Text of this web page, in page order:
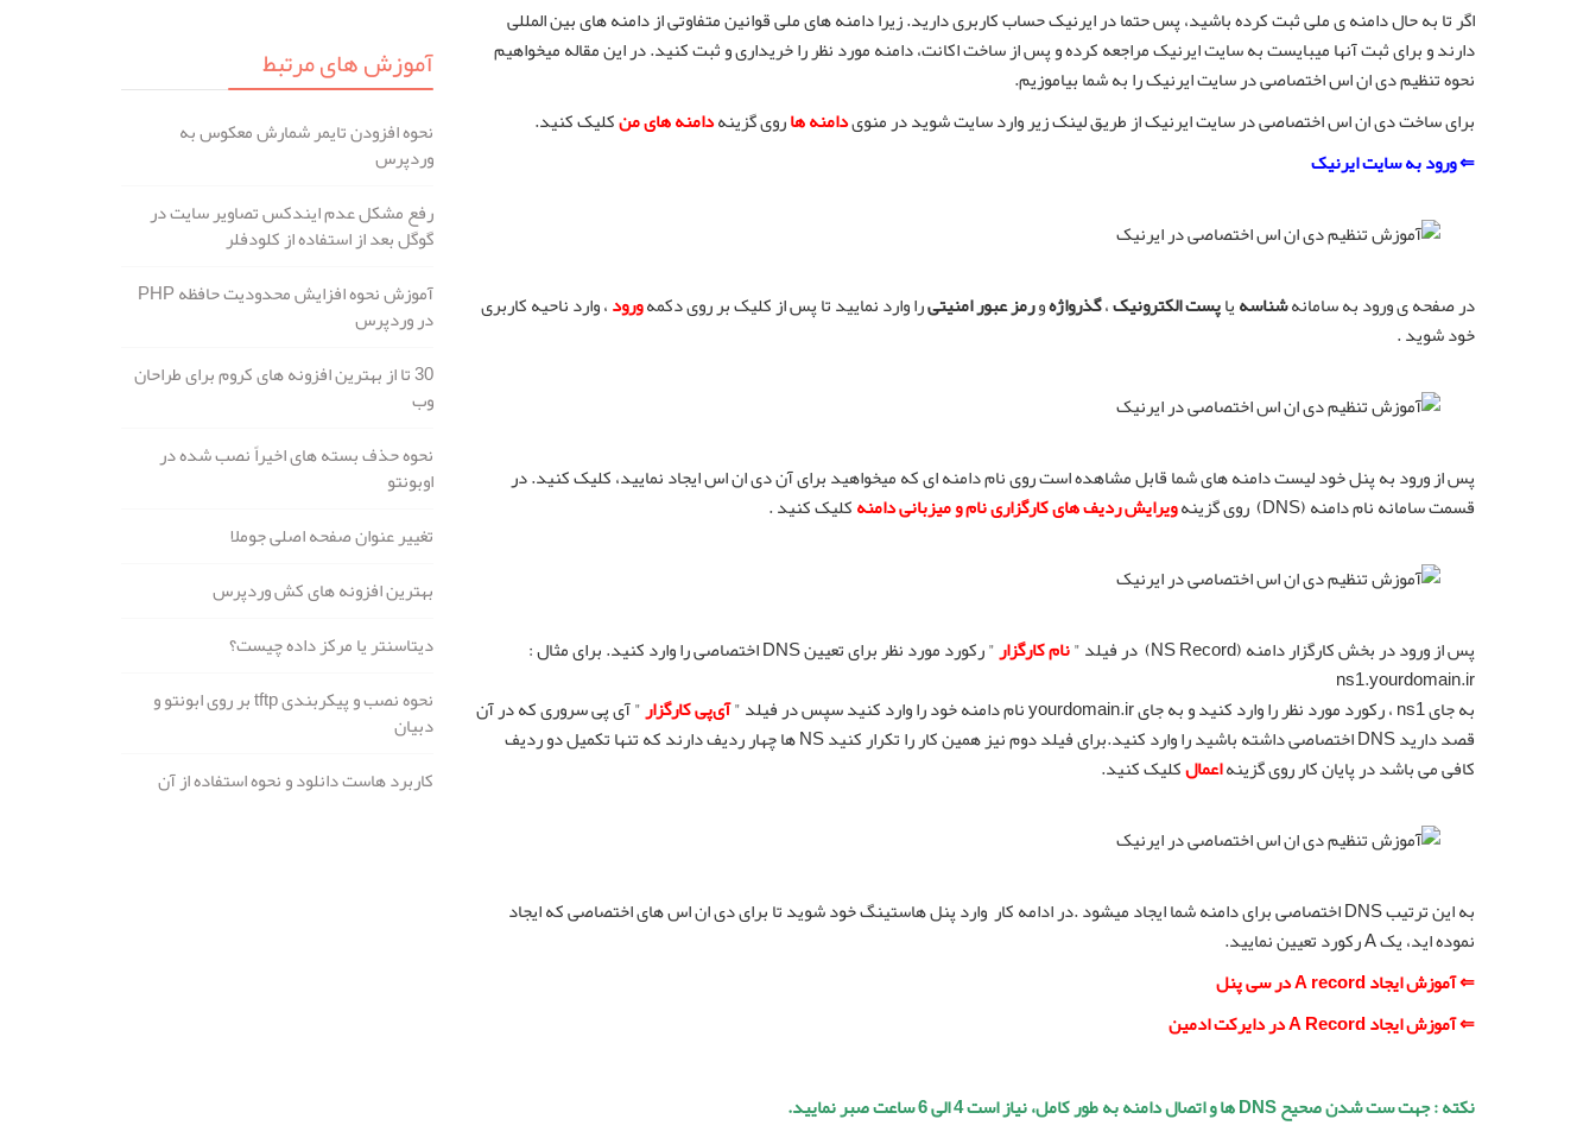
اگر تا به حال دامنه ی ملی ثبت کرده باشید، پس حتما در ایرنیک حساب کاربری دارید. زیرا دامنه های ملی قوانین متفاوتی از دامنه های بین المللی
دارند و برای ثبت آنها میبایست به سایت ایرنیک مراجعه کرده و پس از ساخت اکانت، دامنه مورد نظر را خریداری و ثبت کنید. در این مقاله میخواهیم
نحوه تنظیم دی ان اس اختصاصی در سایت ایرنیک را به شما بیاموزیم.
برای ساخت دی ان اس اختصاصی در سایت ایرنیک از طریق لینک زیر وارد سایت شوید در منویدامنه هاروی گزینهدامنه های منکلیک کنید.
⇐ ورود به سایت ایرنیک
در صفحه ی ورود به سامانهشناسهیاپست الکترونیک،گذرواژهورمز عبور امنیتیرا وارد نمایید تا پس از کلیک بر روی دکمهورود، وارد ناحیه کاربری
خود شوید .
پس از ورود به پنل خود لیست دامنه های شما قابل مشاهده است روی نام دامنه ای که میخواهید برای آن دی ان اس ایجاد نمایید، کلیک کنید. در
قسمت سامانه نام دامنه (DNS) روی گزینه
ویرایش ردیف های کارگزاری نام و میزبانی دامنهکلیک کنید .
پس از ورود در بخش کارگزار دامنه (NS Record) در فیلد " نام کارگزار
" رکورد مورد نظر برای تعیین DNS اختصاصی را وارد کنید. برای مثال :
ns1.yourdomain.ir
به جای ns1 ، رکورد مورد نظر را وارد کنید و به جای yourdomain.ir نام دامنه خود را وارد کنید سپس در فیلد "
آی‌پی کارگزار" آی پی سروری که در آن
قصد دارید DNS اختصاصی داشته باشید را وارد کنید.برای فیلد دوم نیز همین کار را تکرار کنید NS ها چهار ردیف دارند که تنها تکمیل دو ردیف
کافی می باشد در پایان کار روی گزینهاعمالکلیک کنید.
به این ترتیب DNS اختصاصی برای دامنه شما ایجاد میشود .در ادامه کار وارد پنل هاستینگ خود شوید تا برای دی ان اس های اختصاصی که ایجاد
نموده اید، یک A رکورد تعیین نمایید.
⇐ آموزش ایجاد A record در سی پنل
⇐ آموزش ایجاد A Record در دایرکت ادمین
نکته : جهت ست شدن صحیح DNS ها و اتصال دامنه به طور کامل، نیاز است 4 الی 6 ساعت صبر نمایید.
آموزش های مرتبط
نحوه افزودن تایمر شمارش معکوس به
وردپرس
رفع مشکل عدم ایندکس تصاویر سایت در
گوگل بعد از استفاده از کلودفلر
آموزش نحوه افزایش محدودیت حافظه PHP
در وردپرس
30 تا از بهترین افزونه های کروم برای طراحان
وب
نحوه حذف بسته های اخیراً نصب شده در
اوبونتو
تغییر عنوان صفحه اصلی جوملا
بهترین افزونه های کش وردپرس
دیتاسنتر یا مرکز داده چیست؟
نحوه نصب و پیکربندی tftp بر روی ابونتو و
دبیان
کاربرد هاست دانلود و نحوه استفاده از آن